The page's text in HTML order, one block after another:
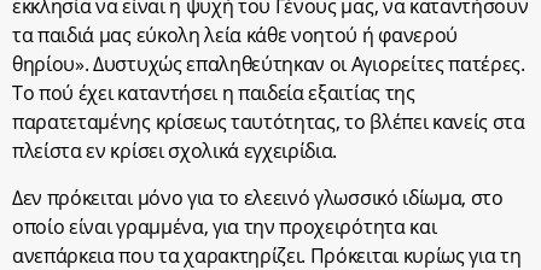
εκκλησία να είναι η ψυχή του Γένους μας, να καταντήσουν
τα παιδιά μας εύκολη λεία κάθε νοητού ή φανερού
θηρίου». Δυστυχώς επαληθεύτηκαν οι Αγιορείτες πατέρες.
Το πού έχει καταντήσει η παιδεία εξαιτίας της
παρατεταμένης κρίσεως ταυτότητας, το βλέπει κανείς στα
πλείστα εν κρίσει σχολικά εγχειρίδια.
Δεν πρόκειται μόνο για το ελεεινό γλωσσικό ιδίωμα, στο
οποίο είναι γραμμένα, για την προχειρότητα και
ανεπάρκεια που τα χαρακτηρίζει. Πρόκειται κυρίως για τη